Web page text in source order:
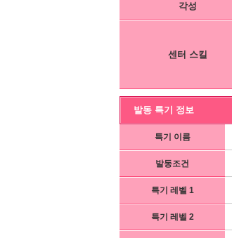
각성
센터 스킬
발동 특기 정보
특기 이름
발동조건
특기 레벨 1
특기 레벨 2